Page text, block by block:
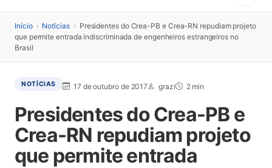
Início › Notícias › Presidentes do Crea-PB e Crea-RN repudiam projeto
que permite entrada indiscriminada de engenheiros estrangeiros no
Brasil
NOTÍCIAS 17 de outubro de 2017 grazi 2 min
Presidentes do Crea-PB e
Crea-RN repudiam projeto
que permite entrada